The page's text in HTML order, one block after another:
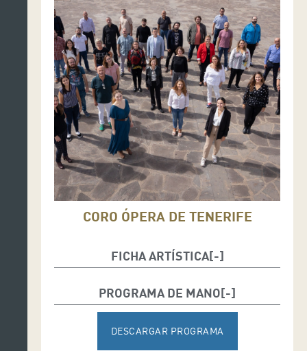
CORO ÓPERA DE TENERIFE
FICHA ARTÍSTICA
Carmen Acosta, soprano
PROGRAMA DE MANO
DESCARGAR PROGRAMA